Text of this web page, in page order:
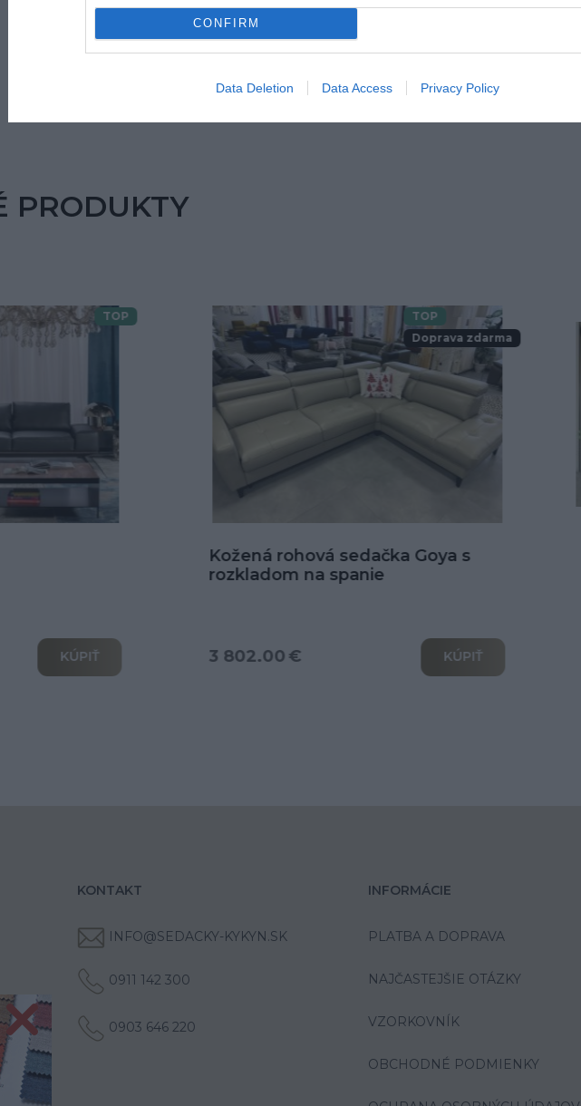
CONFIRM
Data Deletion Data Access Privacy Policy
PRODUKTY
TOP
Doprava zdarma
Goya s
KÚPIŤ
TOP
Doprava zdarma
Kožená sedačka Alexandria v tvare
U
od 6 039.00 € KÚPIŤ
KONTAKT
INFO@SEDACKY-KYKYN.SK
0911 142 300
0903 646 220
INFORMÁCIE
PLATBA A DOPRAVA
NAJČASTEJŠIE OTÁZKY
VZORKOVNÍK
OBCHODNÉ PODMIENKY